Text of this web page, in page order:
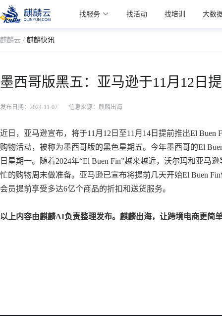
麒麟学院
Kylin Academy 找服务 找活动 找培训 大数
麒麟云 / 麒麟快讯
墨西哥版黑五：亚马逊于11月12日
发布日期：2024-11-07 信息来源：麒麟出海
近日，亚马逊宣布，将于11月12日至11月14日提前推出El
购物活动，被称为墨西哥版的黑色星期五。今年墨西哥的El
日星期一。随着2024年“El Buen Fin”越来越近，沃尔玛和亚马
忙的购物周末做准备。亚马逊已宣布将提前几天开始El Buen
会员提前享受多达6亿个商品的折扣和送货服务。
以上内容由麒麟AI负责整理发布。麒麟出海，让跨境电商更简